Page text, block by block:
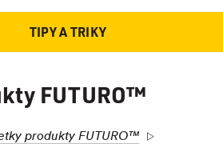
TIPY A TRIKY
FUTURO™
produkty FUTURO™